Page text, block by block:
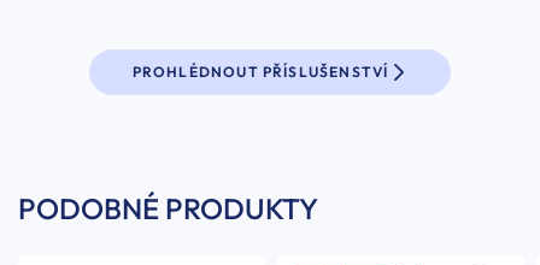
PROHLÉDNOUT PŘÍSLUŠENSTVÍ
PODOBNÉ PRODUKTY